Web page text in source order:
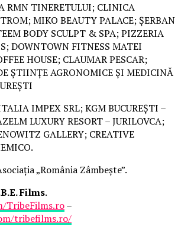
RMN TINERETULUI; CLINICA
MIKO BEAUTY PALACE; ȘERBAN
BODY SCULPT & SPA; PIZZERIA
DOWNTOWN FITNESS MATEI
HOUSE; CLAUMAR PESCAR;
ȘTIINȚE AGRONOMICE ȘI MEDICINĂ
IMPEX SRL; KGM BUCUREȘTI –
LUXURY RESORT – JURILOVCA;
GALLERY; CREATIVE
„România Zâmbește”.
Films.
TribeFilms.ro–
tribefilms.ro/